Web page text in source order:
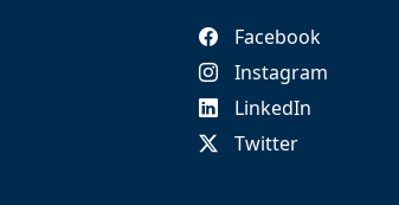
Facebook
Instagram
LinkedIn
Twitter